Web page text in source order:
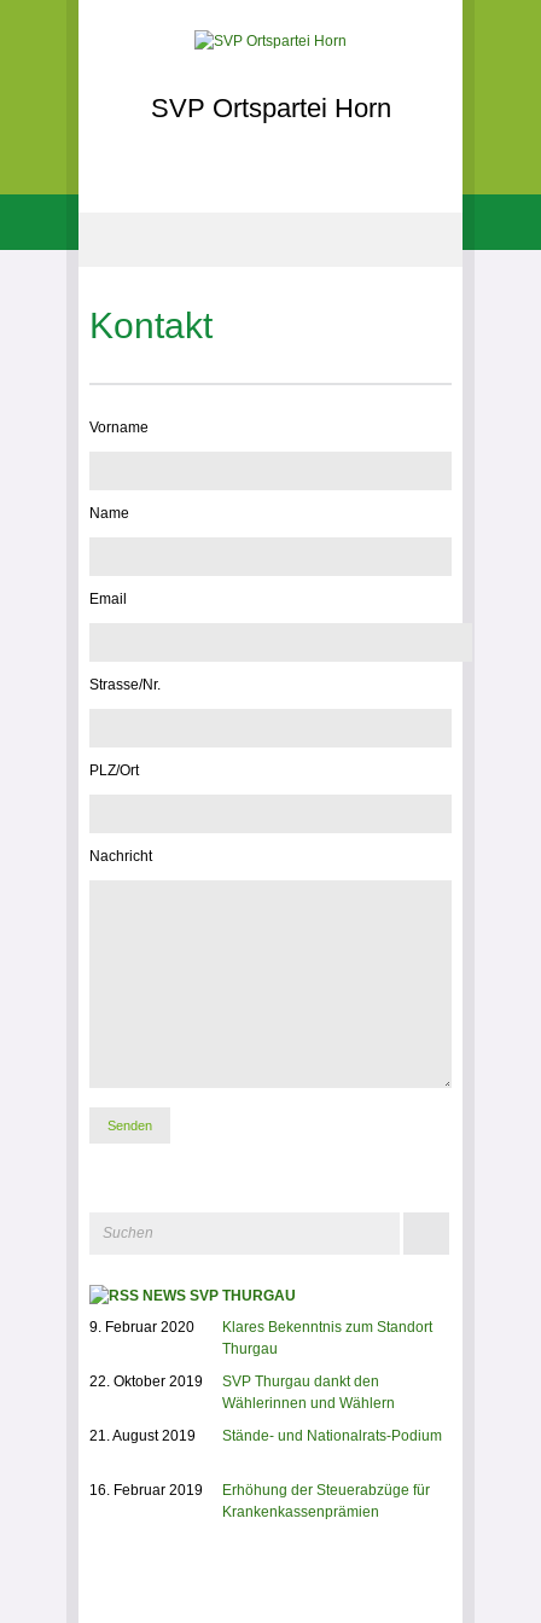
SVP Ortspartei Horn
Kontakt
Vorname
Name
Email
Strasse/Nr.
PLZ/Ort
Nachricht
NEWS SVP THURGAU
Klares Bekenntnis zum Standort
Thurgau
9. Februar 2020
SVP Thurgau dankt den
Wählerinnen und Wählern
22. Oktober 2019
Stände- und Nationalrats-Podium
21. August 2019
Erhöhung der Steuerabzüge für
Krankenkassenprämien
16. Februar 2019